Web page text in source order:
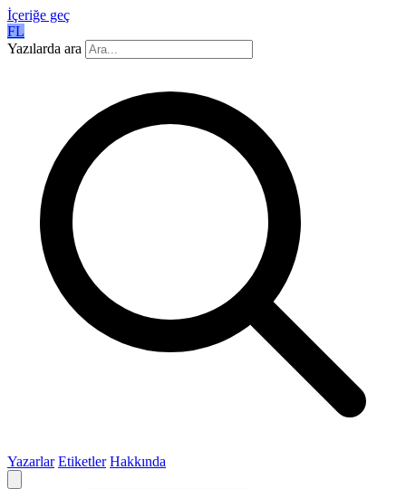
İçeriğe geç
FL
Yazılarda ara
Yazarlar Etiketler Hakkında